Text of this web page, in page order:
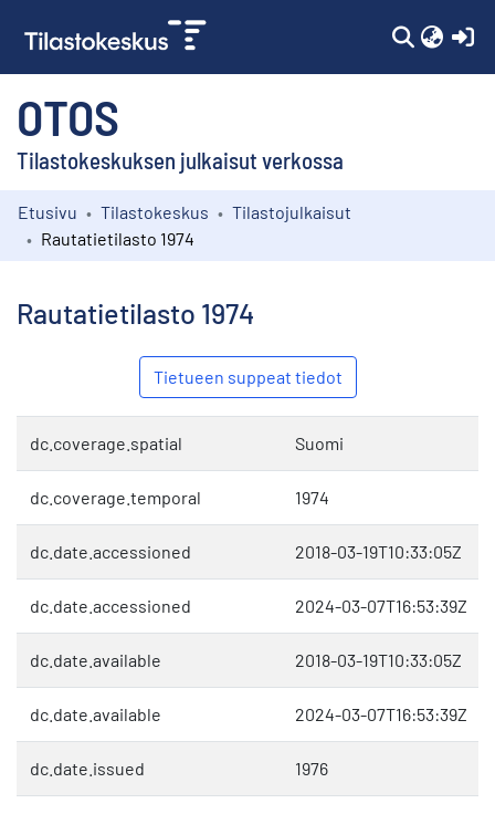
OTOS
Tilastokeskuksen julkaisut verkossa
Kokoelmat
Etusivu Tilastokeskus
Tilastojulkaisut
Rautatietilasto 1974
Rautatietilasto 1974
Tietueen suppeat tiedot
dc.coverage.spatial Suomi
dc.coverage.temporal 1974
dc.date.accessioned 2018-03-19T10:33:05Z
dc.date.accessioned 2024-03-07T16:53:39Z
dc.date.available 2018-03-19T10:33:05Z
dc.date.available 2024-03-07T16:53:39Z
dc.date.issued 1976